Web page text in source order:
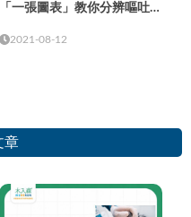
「一張圖表」教你分辨嘔吐物
2021-08-12
章